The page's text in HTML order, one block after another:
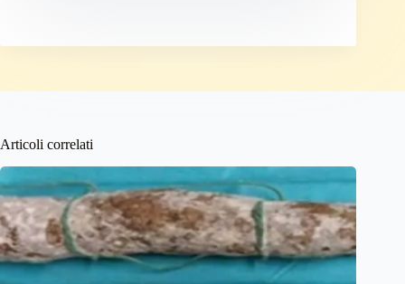
Articoli correlati